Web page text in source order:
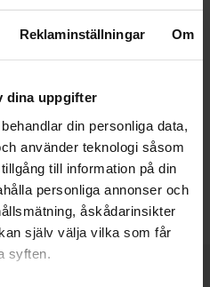
Reklaminställningar Om
dina uppgifter
behandlar din personliga data,
använder teknologi såsom
till information på din
personliga annonser och
åskådarinsikter
själv välja vilka som får
syften.
brukar vara kul att lära sig.
din egen fantasi.
i blyerts, kol, krita eller tusch
jobba med konst. Många
andra konstformer.
inom teckning är bland annat
.